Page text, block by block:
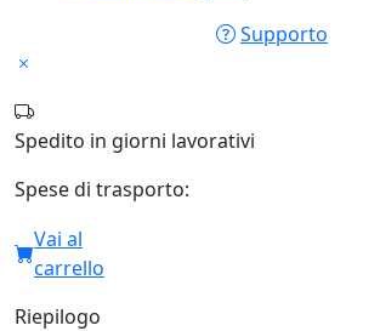
Supporto
Spedito in giorni lavorativi
Spese di trasporto:
Vai al
carrello
Riepilogo